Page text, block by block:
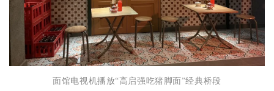
面馆电视机播放“高启强吃猪脚面”经典桥段